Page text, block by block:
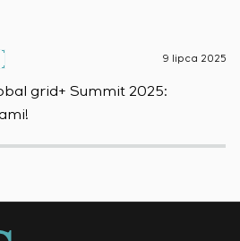
9 lipca 2025
grid+ Summit 2025: